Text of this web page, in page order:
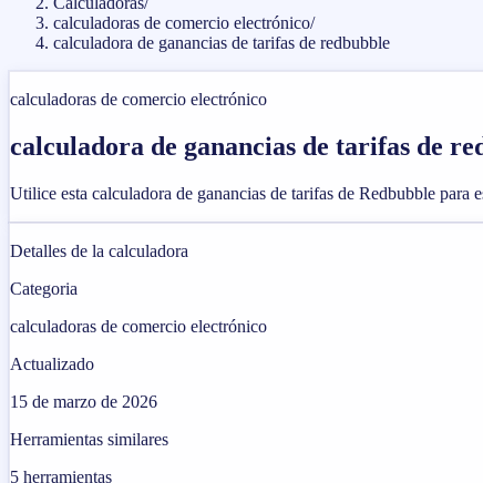
calculadoras de comercio electrónico/
calculadora de ganancias de tarifas de redbubble
calculadoras de comercio electrónico
calculadora de ganancias de tarifas de
Utilice esta calculadora de ganancias de tarifas de Redbubble para
Detalles de la calculadora
Categoria
calculadoras de comercio electrónico
Actualizado
15 de marzo de 2026
Herramientas similares
5 herramientas